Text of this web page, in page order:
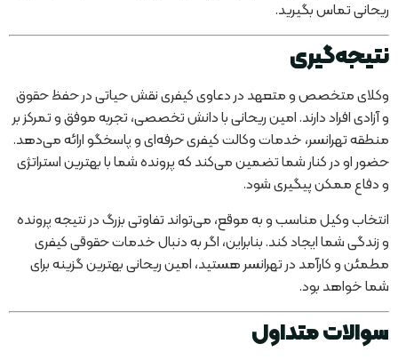
ریحانی تماس بگیرید.
نتیجه‌گیری
وکلای متخصص و متعهد در دعاوی کیفری نقش حیاتی در حفظ حقوق
و آزادی افراد دارند. امین ریحانی با دانش تخصصی، تجربه موفق و تمرکز بر
منطقه تهرانسر، خدمات وکالت کیفری حرفه‌ای و پاسخگو ارائه می‌دهد.
حضور او در کنار شما تضمین می‌کند که پرونده شما با بهترین استراتژی
و دفاع ممکن پیگیری شود.
انتخاب وکیل مناسب و به موقع، می‌تواند تفاوتی بزرگ در نتیجه پرونده
و زندگی شما ایجاد کند. بنابراین، اگر به دنبال خدمات حقوقی کیفری
مطمئن و کارآمد در تهرانسر هستید، امین ریحانی بهترین گزینه برای
شما خواهد بود.
سوالات متداول